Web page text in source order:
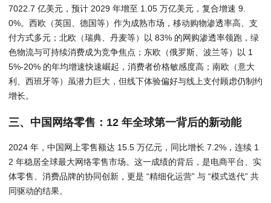
7022.7 亿美元，预计 2029 年增至 1.05 万亿美元，复合增速 9.
0%。西欧（英国、德国等）作为成熟市场，移动购物渗透率高、支
付方式多元；北欧（瑞典、丹麦等）以 83% 的网购渗透率领跑，绿
色物流与可持续消费成为竞争焦点；东欧（俄罗斯、波兰等）以 1
5%-20% 的年均增速快速崛起，消费者价格敏感度高；南欧（意大
利、西班牙等）虽潜力巨大，但线下体验偏好与线上支付顾虑仍制约
增长。
三、中国网络零售：12 年全球第一背后的新动能
2024 年，中国网上零售额达 15.5 万亿元，同比增长 7.2%，连续 1
2 年稳居全球最大网络零售市场。这一成绩的背后，是电商平台、实
体零售、消费品牌的协同创新，更是 “精细化运营” 与 “模式迭代” 共
同驱动的结果。